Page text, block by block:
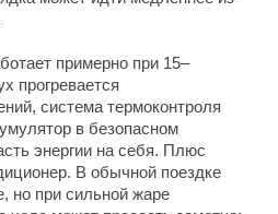
примерно при 15–
прогревается
система термоконтроля
в безопасном
энергии на себя. Плюс
В обычной поездке
но при сильной жаре